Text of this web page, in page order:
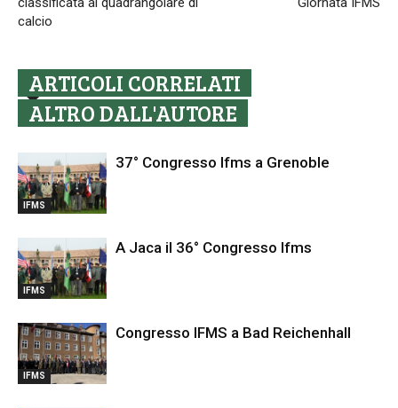
calcio
ARTICOLI CORRELATI
ALTRO DALL'AUTORE
IFMS
37° Congresso Ifms a Grenoble
IFMS
A Jaca il 36° Congresso Ifms
IFMS
Congresso IFMS a Bad Reichenhall